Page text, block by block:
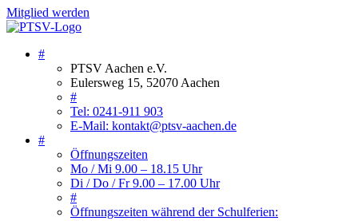
Mitglied werden
#
PTSV Aachen e.V.
Eulersweg 15, 52070 Aachen
#
Tel: 0241-911 903
E-Mail: kontakt@ptsv-aachen.de
#
Öffnungszeiten
Mo / Mi 9.00 – 18.15 Uhr
Di / Do / Fr 9.00 – 17.00 Uhr
#
Öffnungszeiten während der Schulferien: